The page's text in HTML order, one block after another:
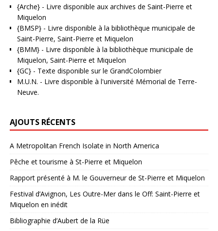
{Arche} - Livre disponible aux archives de Saint-Pierre et
Miquelon
{BMSP} - Livre disponible à la bibliothèque municipale de
Saint-Pierre, Saint-Pierre et Miquelon
{BMM} - Livre disponible à la bibliothèque municipale de
Miquelon, Saint-Pierre et Miquelon
{GC} - Texte disponible sur le GrandColombier
M.U.N. - Livre disponible à l'université Mémorial de Terre-
Neuve.
AJOUTS RÉCENTS
A Metropolitan French Isolate in North America
Pêche et tourisme à St-Pierre et Miquelon
Rapport présenté à M. le Gouverneur de St-Pierre et Miquelon
Festival d’Avignon, Les Outre-Mer dans le Off: Saint-Pierre et
Miquelon en inédit
Bibliographie d’Aubert de la Rüe